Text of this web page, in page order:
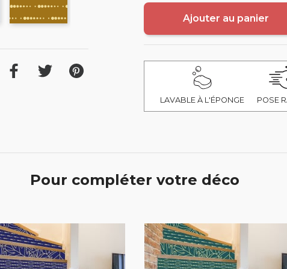
Ajouter au panier
LAVABLE À L'ÉPONGE POSE
Pour compléter votre déco